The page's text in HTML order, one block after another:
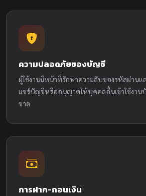
ความปลอดภัยของบัญชี
ผู้ใช้งานมีหน้าที่รักษาความลับของรหัสผ่าน
แชร์บัญชีหรืออนุญาตให้บุคคลอื่นเข้าใช้งาน
ขาด
การฝาก-ถอนเงิน